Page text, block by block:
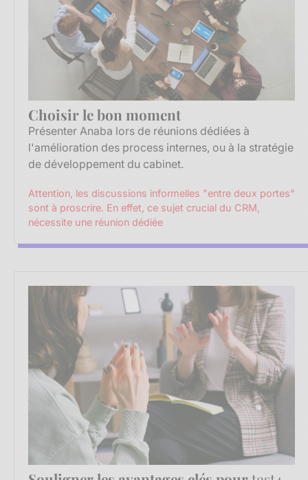
Choisir le bon moment
Présenter Anaba lors de réunions dédiées à
l'amélioration des process internes, ou à la stratégie
de développement du cabinet.
Attention, les discussions informelles "entre deux portes"
sont à proscrire. En effet, ce sujet crucial du CRM,
nécessite une réunion dédiée